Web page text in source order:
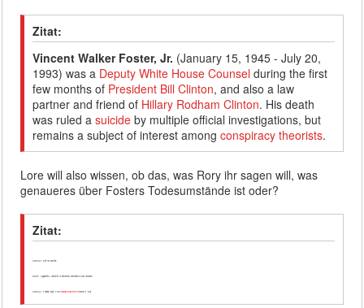
Zitat:
Vincent Walker Foster, Jr. (January 15, 1945 - July 20,
1993) was a Deputy White House Counsel during the first
few months of President Bill Clinton, and also a law
partner and friend of Hillary Rodham Clinton. His death
was ruled asuicide by multiple official investigations, but
remains a subject of interest amongconspiracy theorists.
Lore will also wissen, ob das, was Rory ihr sagen will, was
genaueres über Fosters Todesumstände ist oder?
Zitat:
LORELAI: Eat my carrots.
RORY: Apparently, maturity is extremely overrated in your universe.
LORELAI: Thatâs right. TheEmpress Bobo Belleforbids it. Eat.